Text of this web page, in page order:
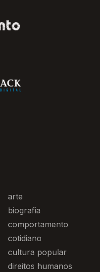
arte
biografia
comportamento
cotidiano
cultura popular
direitos humanos